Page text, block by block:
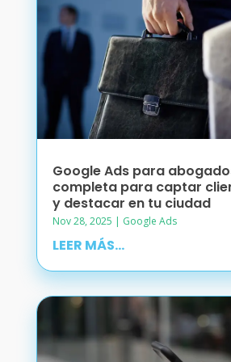
Google Ads para
completa para captar
y destacar en tu ciudad
Nov 28, 2025 | Google Ads
LEER MÁS...